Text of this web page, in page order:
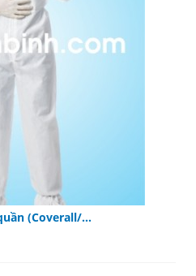
(Coverall/...